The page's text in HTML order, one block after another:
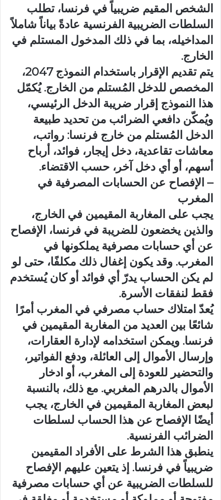
الشخص المقيم ضريبياً في فرنسا، تطلب
السلطات الضريبية الفرنسية عادةً بياناً شاملاً
المداخيله، بما في ذلك المدخول المستلم في
الخارج.
يتم تقديم الإقرار باستخدام النموذج 2047،
المخصص للدخل المُستلم من الخارج. يُكمّل
هذا النموذج إقرار ضريبة الدخل الرئيسي،
ويُمكّن دافعي الضرائب من تحديد طبيعة
الدخل المُستلم من خارج فرنسا: رواتب،
معاشات تقاعدية، دخل إيجار، فوائد، أرباح
أسهم، أو أي دخل آخر، حسب الاقتضاء.
– الإفصاح عن الحسابات المصرفية في
المغرب
يجب على المغاربة المقيمين في الخارج،
والذين يخضعون للضريبة في فرنسا، الإفصاح
عن أي حسابات مصرفية يملكونها في
المغرب. وقد يكون إغفال ذلك مكلفًا، حتى لو
لم يكن الحساب يدرّ أي فوائد أو كان يُستخدم
فقط لنفقات الأسرة.
يُعدّ امتلاك حساب مصرفي في المغرب أمرًا
شائعًا بين العديد من المغاربة المقيمين في
فرنسا. ويمكن استخدامه لإدارة العقارات،
وإرسال الأموال إلى العائلة، ودفع الفواتير،
والتحضير للعودة إلى المغرب، أو ادخار
الأموال بالدرهم المغربي. مع ذلك، بالنسبة
لبعض المغاربة المقيمين في الخارج، يجب
أيضًا الإفصاح عن هذا الحساب لسلطات
الضرائب الفرنسية.
ينطبق هذا الشرط على الأفراد المقيمين
ضريبياً في فرنسا. إذ يتعين عليهم الإفصاح
للسلطات الضريبية عن أي حسابات مصرفية